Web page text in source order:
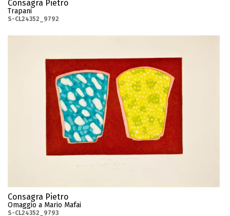
Consagra Pietro
Trapani
S-CL24352_9792
Consagra Pietro
Omaggio a Mario Mafai
S-CL24352_9793